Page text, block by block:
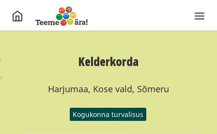
Kelderkorda
Harjumaa, Kose vald, Sõmeru
Kogukonna turvalisus